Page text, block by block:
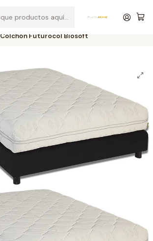
Colchón Futurocol Biosoft